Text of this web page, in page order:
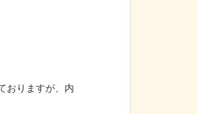
おりますが、内